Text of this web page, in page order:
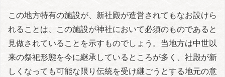
この地方特有の施設が、新社殿が造営されてもなお設けら
れることは、この施設が神社において必須のものであると
見做されていることを示すものでしょう。当地方は中世以
来の祭祀形態を今に継承しているところが多く、社殿が新
しくなっても可能な限り伝統を受け継ごうとする地元の意